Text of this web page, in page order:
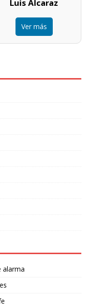
Luis Alcaraz
Ver más
alarma